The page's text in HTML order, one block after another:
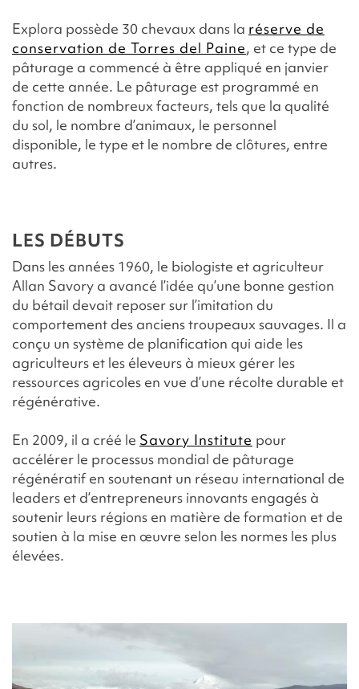
Explora possède 30 chevaux dans la réserve de
conservation de Torres del Paine, et ce type de
pâturage a commencé à être appliqué en janvier
de cette année. Le pâturage est programmé en
fonction de nombreux facteurs, tels que la qualité
du sol, le nombre d’animaux, le personnel
disponible, le type et le nombre de clôtures, entre
autres.
LES DÉBUTS
Dans les années 1960, le biologiste et agriculteur
Allan Savory a avancé l’idée qu’une bonne gestion
du bétail devait reposer sur l’imitation du
comportement des anciens troupeaux sauvages. Il a
conçu un système de planification qui aide les
agriculteurs et les éleveurs à mieux gérer les
ressources agricoles en vue d’une récolte durable et
régénérative.
En 2009, il a créé le Savory Institute pour
accélérer le processus mondial de pâturage
régénératif en soutenant un réseau international de
leaders et d’entrepreneurs innovants engagés à
soutenir leurs régions en matière de formation et de
soutien à la mise en œuvre selon les normes les plus
élevées.